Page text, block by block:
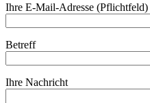
Ihre E-Mail-Adresse (Pflichtfeld)
Betreff
Ihre Nachricht